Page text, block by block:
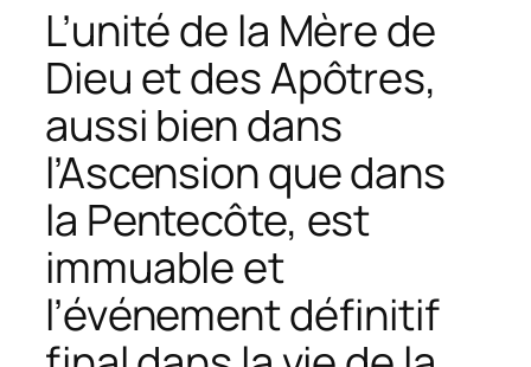
L’unité de la Mère de
Dieu et des Apôtres,
aussi bien dans
l’Ascension que dans
la Pentecôte, est
immuable et
l’événement définitif